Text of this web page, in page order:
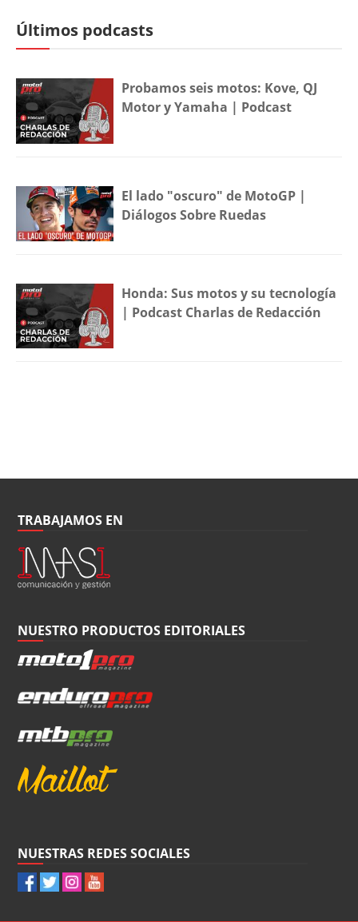
Últimos podcasts
Probamos seis motos: Kove, QJ
Motor y Yamaha | Podcast
El lado "oscuro" de MotoGP |
Diálogos Sobre Ruedas
Honda: Sus motos y su tecnología
| Podcast Charlas de Redacción
TRABAJAMOS EN
NUESTRO PRODUCTOS EDITORIALES
NUESTRAS REDES SOCIALES